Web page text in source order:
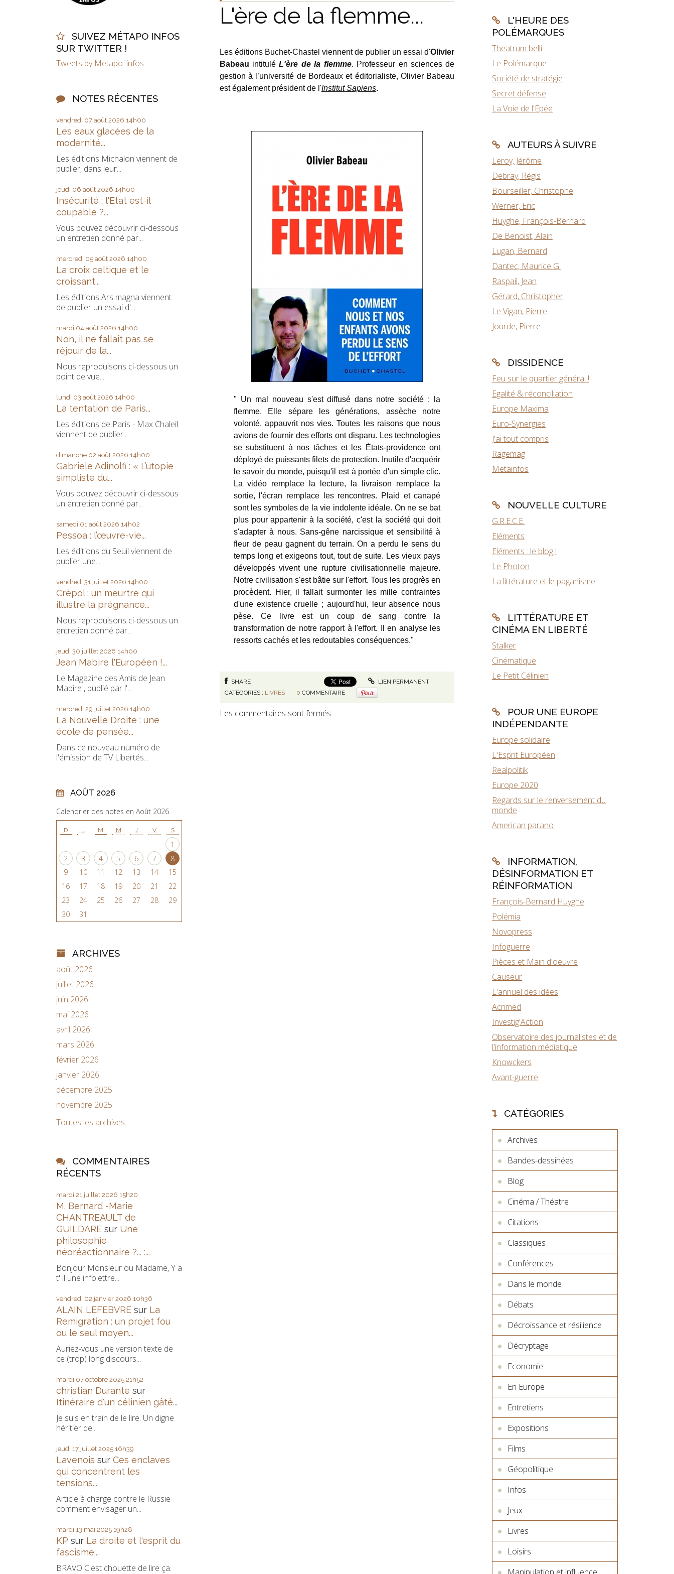
SUIVEZ MÉTAPO INFOS
SUR TWITTER !
Tweets by Metapo_infos
NOTES RÉCENTES
vendredi 07 août 2026 14h00
Les eaux glacées de la
modernité...
Les éditions Michalon viennent de
publier, dans leur...
jeudi 06 août 2026 14h00
Insécurité : l'Etat est-il
coupable ?...
Vous pouvez découvrir ci-dessous
un entretien donné par...
mercredi 05 août 2026 14h00
La croix celtique et le
croissant...
Les éditions Ars magna viennent
de publier un essai d'...
mardi 04 août 2026 14h00
Non, il ne fallait pas se
réjouir de la...
Nous reproduisons ci-dessous un
point de vue...
lundi 03 août 2026 14h00
La tentation de Paris...
Les éditions de Paris - Max Chaleil
viennent de publier...
dimanche 02 août 2026 14h00
Gabriele Adinolfi : « L’utopie
simpliste du...
Vous pouvez découvrir ci-dessous
un entretien donné par...
samedi 01 août 2026 14h02
Pessoa : l’œuvre-vie...
Les éditions du Seuil viennent de
publier une...
vendredi 31 juillet 2026 14h00
Crépol : un meurtre qui
illustre la prégnance...
Nous reproduisons ci-dessous un
entretien donné par...
jeudi 30 juillet 2026 14h00
Jean Mabire l'Européen !...
Le Magazine des Amis de Jean
Mabire , publié par l'...
mercredi 29 juillet 2026 14h00
La Nouvelle Droite : une
école de pensée...
Dans ce nouveau numéro de
l'émission de TV Libertés...
AOÛT 2026
Calendrier des notes en Août 2026
D L M M J V S
1
2
3 4 5 6 7
8
9
10 11 12 13 14
15
16
17 18 19 20 21
22
23
24 25 26 27 28
29
30
31
ARCHIVES
août 2026
juillet 2026
juin 2026
mai 2026
avril 2026
mars 2026
février 2026
janvier 2026
décembre 2025
novembre 2025
Toutes les archives
COMMENTAIRES
RÉCENTS
mardi 21 juillet 2026 15h20
M. Bernard -Marie
CHANTREAULT de
GUILDARE sur Une
philosophie
néoréactionnaire ?... :...
Bonjour Monsieur ou Madame, Y a
t' il une infolettre...
vendredi 02 janvier 2026 10h36
ALAIN LEFEBVRE sur La
Remigration : un projet fou
ou le seul moyen...
Auriez-vous une version texte de
ce (trop) long discours...
mardi 07 octobre 2025 21h52
christian Durante sur
Itinéraire d'un célinien gâté...
Je suis en train de le lire. Un digne
héritier de...
jeudi 17 juillet 2025 16h39
Lavenois sur Ces enclaves
qui concentrent les
tensions...
Article à charge contre le Russie
comment envisager un...
mardi 13 mai 2025 19h28
KP sur La droite et l'esprit du
fascisme...
BRAVO C'est chouette de lire ça.
L'ère de la flemme...
Les éditions Buchet-Chastel viennent de publier un essai d'Olivier
Babeau intituléL'ère de la flemme. Professeur en sciences de
gestion à l’université de Bordeaux et éditorialiste, Olivier Babeau
est également président de l'Institut Sapiens.
" Un mal nouveau s'est diffusé dans notre société : la
flemme. Elle sépare les générations, assèche notre
volonté, appauvrit nos vies. Toutes les raisons que nous
avions de fournir des efforts ont disparu. Les technologies
se substituent à nos tâches et les États-providence ont
déployé de puissants filets de protection. Inutile d'acquérir
le savoir du monde, puisqu'il est à portée d'un simple clic.
La vidéo remplace la lecture, la livraison remplace la
sortie, l'écran remplace les rencontres. Plaid et canapé
sont les symboles de la vie indolente idéale. On ne se bat
plus pour appartenir à la société, c'est la société qui doit
s'adapter à nous. Sans-gêne narcissique et sensibilité à
fleur de peau gagnent du terrain. On a perdu le sens du
temps long et exigeons tout, tout de suite. Les vieux pays
développés vivent une rupture civilisationnelle majeure.
Notre civilisation s'est bâtie sur l'effort. Tous les progrès en
procèdent. Hier, il fallait surmonter les mille contraintes
d'une existence cruelle ; aujourd'hui, leur absence nous
pèse. Ce livre est un coup de sang contre la
transformation de notre rapport à l'effort. Il en analyse les
ressorts cachés et les redoutables conséquences."
SHARE
LIEN PERMANENT
CATÉGORIES : LIVRES 0 COMMENTAIRE
Les commentaires sont fermés.
L'HEURE DES
POLÉMARQUES
Theatrum belli
Le Polémarque
Société de stratégie
Secret défense
La Voie de l'Epée
AUTEURS À SUIVRE
Leroy, Jérôme
Debray, Régis
Bourseiller, Christophe
Werner, Eric
Huyghe, François-Bernard
De Benoist, Alain
Lugan, Bernard
Dantec, Maurice G.
Raspail, Jean
Gérard, Christopher
Le Vigan, Pierre
Jourde, Pierre
DISSIDENCE
Feu sur le quartier général !
Egalité & réconciliation
Europe Maxima
Euro-Synergies
J'ai tout compris
Ragemag
Metainfos
NOUVELLE CULTURE
G.R.E.C.E.
Eléments
Eléments : le blog !
Le Photon
La littérature et le paganisme
LITTÉRATURE ET
CINÉMA EN LIBERTÉ
Stalker
Cinématique
Le Petit Célinien
POUR UNE EUROPE
INDÉPENDANTE
Europe solidaire
L'Esprit Européen
Realpolitik
Europe 2020
Regards sur le renversement du
monde
American parano
INFORMATION,
DÉSINFORMATION ET
RÉINFORMATION
François-Bernard Huyghe
Polémia
Novopress
Infoguerre
Pièces et Main d'oeuvre
Causeur
L'annuel des idées
Acrimed
Investig'Action
Observatoire des journalistes et de
l'information médiatique
Knowckers
Avant-guerre
CATÉGORIES
Archives
Bandes-dessinées
Blog
Cinéma / Théatre
Citations
Classiques
Conférences
Dans le monde
Débats
Décroissance et résilience
Décryptage
Economie
En Europe
Entretiens
Expositions
Films
Géopolitique
Infos
Jeux
Livres
Loisirs